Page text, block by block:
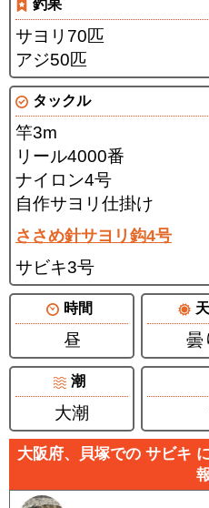
釣果
サヨリ70匹
アジ50匹
タックル
竿3m
リール4000番
ナイロン4号
自作サヨリ仕掛け
ささめ針サヨリ鈎4号
サビキ3号
時間
昼 曇
潮
大潮
大阪府、貝塚での サビキ